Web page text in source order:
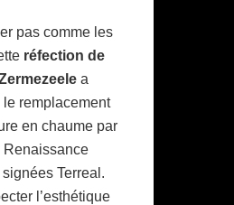
pas comme les
réfection de
a
le remplacement
en chaume par
Renaissance
Terreal.
l’esthétique